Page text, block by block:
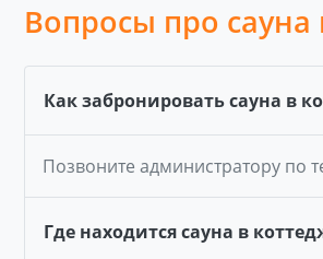
Вопросы про сауна
Как забронировать сауна в
Позвоните администратору по
Где находится сауна в